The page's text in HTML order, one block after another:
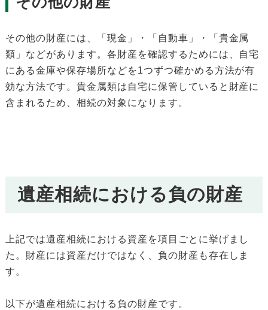
その他の財産には、「現金」・「自動車」・「貴金属
類」などがあります。各財産を確認するためには、自宅
にある金庫や保存場所などを1つずつ確かめる方法が有
効な方法です。貴金属類は自宅に保管していると財産に
含まれるため、相続の対象になります。
遺産相続における負の財産
上記では遺産相続における資産を項目ごとに挙げまし
た。財産には資産だけではなく、負の財産も存在しま
す。
以下が遺産相続における負の財産です。